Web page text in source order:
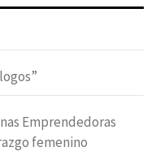
Emprendedoras
femenino